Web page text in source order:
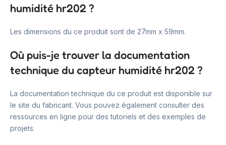
humidité hr202 ?
Les dimensions du ce produit sont de 27mm x 59mm.
Où puis-je trouver la documentation
technique du capteur humidité hr202 ?
La documentation technique du ce produit est disponible sur
le site du fabricant. Vous pouvez également consulter des
ressources en ligne pour des tutoriels et des exemples de
projets.